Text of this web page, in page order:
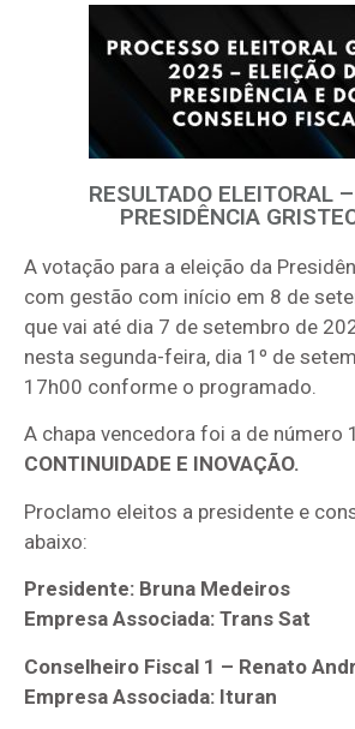
RESULTADO ELEITORAL
PRESIDÊNCIA
A votação para a eleição da
com gestão com início em 8 de
que vai até dia 7 de setembro de
nesta segunda-feira, dia 1º de
17h00 conforme o programado.
A chapa vencedora foi a de número
CONTINUIDADE E INOVAÇÃO.
Proclamo eleitos a presidente e
abaixo:
Presidente: Bruna Medeiros
Empresa Associada: Trans Sat
Conselheiro Fiscal 1 – Renato
Empresa Associada: Ituran